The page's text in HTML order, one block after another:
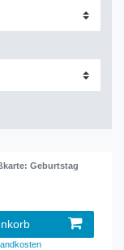
Geburtstag